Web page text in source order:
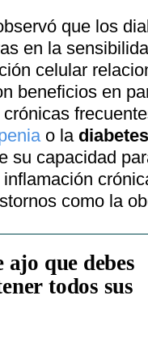
que los
en la
celular
beneficios en
o la
su capacidad
como la
ajo que debes
todos sus